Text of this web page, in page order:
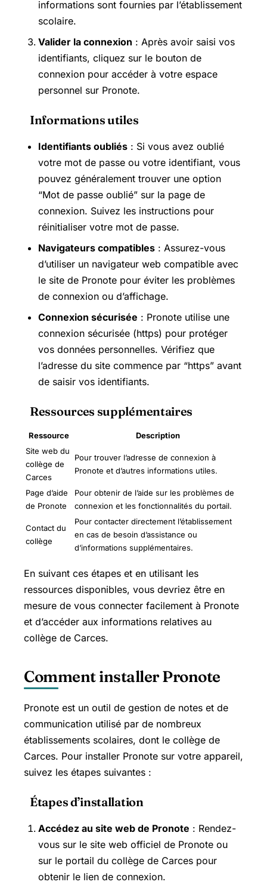
informations sont fournies par l’établissement
scolaire.
Valider la connexion : Après avoir saisi vos
identifiants, cliquez sur le bouton de
connexion pour accéder à votre espace
personnel sur Pronote.
Informations utiles
Identifiants oubliés : Si vous avez oublié
votre mot de passe ou votre identifiant, vous
pouvez généralement trouver une option
“Mot de passe oublié” sur la page de
connexion. Suivez les instructions pour
réinitialiser votre mot de passe.
Navigateurs compatibles : Assurez-vous
d’utiliser un navigateur web compatible avec
le site de Pronote pour éviter les problèmes
de connexion ou d’affichage.
Connexion sécurisée : Pronote utilise une
connexion sécurisée (https) pour protéger
vos données personnelles. Vérifiez que
l’adresse du site commence par “https” avant
de saisir vos identifiants.
Ressources supplémentaires
Ressource
Description
Site web du
collège de
Carces
Pour trouver l’adresse de connexion à
Pronote et d’autres informations utiles.
Page d’aide
de Pronote
Pour obtenir de l’aide sur les problèmes de
connexion et les fonctionnalités du portail.
Contact du
collège
Pour contacter directement l’établissement
en cas de besoin d’assistance ou
d’informations supplémentaires.
En suivant ces étapes et en utilisant les
ressources disponibles, vous devriez être en
mesure de vous connecter facilement à Pronote
et d’accéder aux informations relatives au
collège de Carces.
Comment installer Pronote
Pronote est un outil de gestion de notes et de
communication utilisé par de nombreux
établissements scolaires, dont le collège de
Carces. Pour installer Pronote sur votre appareil,
suivez les étapes suivantes :
Étapes d’installation
Accédez au site web de Pronote : Rendez-
vous sur le site web officiel de Pronote ou
sur le portail du collège de Carces pour
obtenir le lien de connexion.